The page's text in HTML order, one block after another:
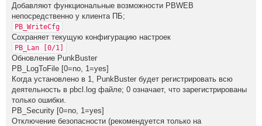
Добавляют функциональные возможности PBWEB
непосредственно у клиента ПБ;
PB_WriteCfg
Сохраняет текущую конфигурацию настроек
PB_Lan [0/1]
Обновление PunkBuster
PB_LogToFile [0=no, 1=yes]
Когда установлено в 1, PunkBuster будет регистрировать всю
деятельность в pbcl.log файле; 0 означает, что зарегистрированы
только ошибки.
PB_Security [0=no, 1=yes]
Отключение безопасности (рекомендуется только на